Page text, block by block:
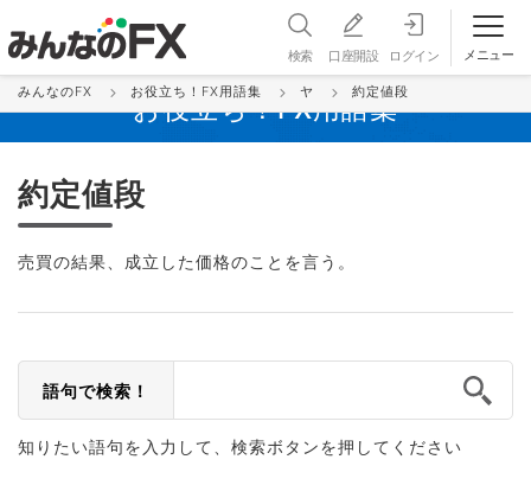
検索 口座開設 ログイン メニュー
お役立ち！FX用語集
みんなのFX お役立ち！FX用語集 ヤ 約定値段
約定値段
売買の結果、成立した価格のことを言う。
語句で検索！
知りたい語句を入力して、検索ボタンを押してください